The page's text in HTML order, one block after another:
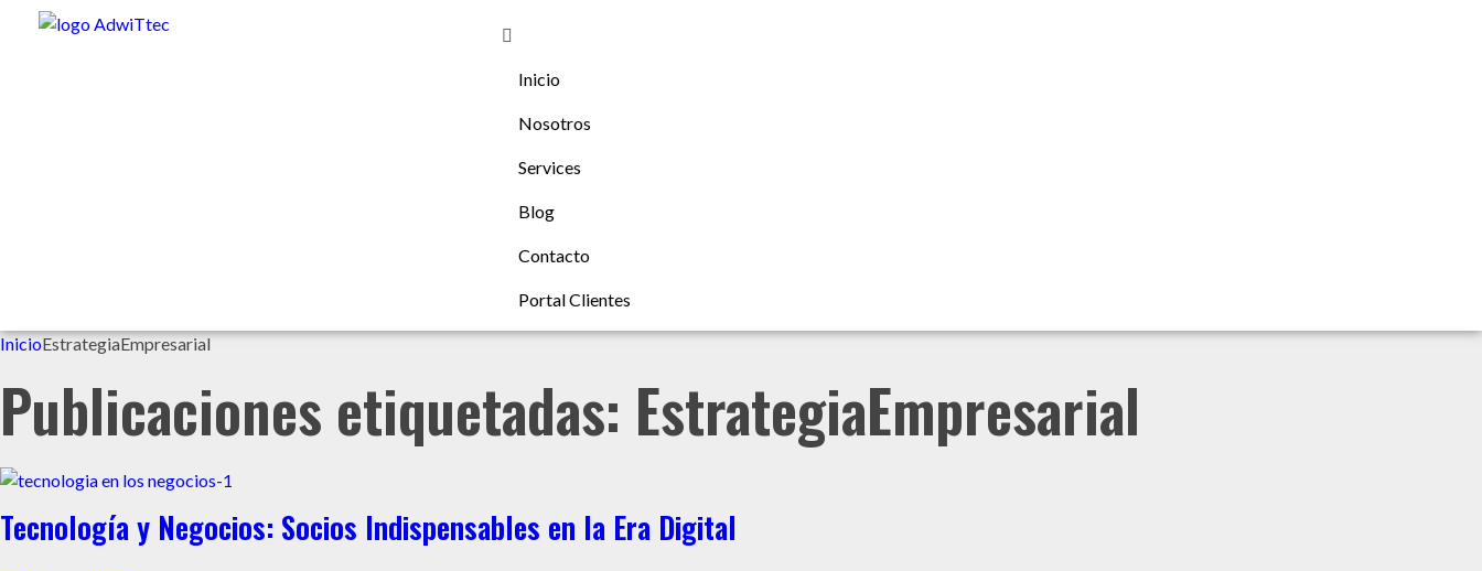
Inicio
Nosotros
Services
Blog
Contacto
Portal Clientes
InicioEstrategiaEmpresarial
Publicaciones etiquetadas: EstrategiaEmpresarial
Tecnología y Negocios: Socios Indispensables en la Era Digital